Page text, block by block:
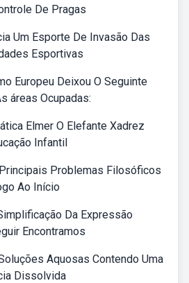
De Pragas
Um Esporte De Invasão Das
Esportivas
Europeu Deixou O Seguinte
áreas Ocupadas:
Elmer O Elefante Xadrez
Infantil
Problemas Filosóficos
Ao Início
Da Expressão
Encontramos
Aquosas Contendo Uma
Dissolvida